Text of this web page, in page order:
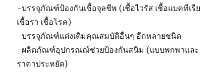
-บรรจุภัณฑ์ป้องกันเชื้อจุลชีพ (เชื้อไวรัส เชื้อแบคทีเรีย
เชื้อรา เชื้อโรค)
-บรรจุภัณฑ์แต่งเติมคุณสมบัติอื่นๆ อีกหลายชนิด
-ผลิตภัณฑ์อุปกรณณ์ช่วยป้องกันสนิม (แบบพกพาและ
ราคาประหยัด)